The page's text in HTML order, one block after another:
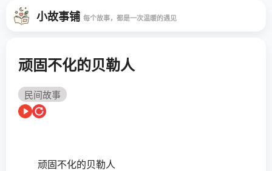
小故事铺 每个故事，都是一次温暖的遇见
顽固不化的贝勒人
民间故事
顽固不化的贝勒人